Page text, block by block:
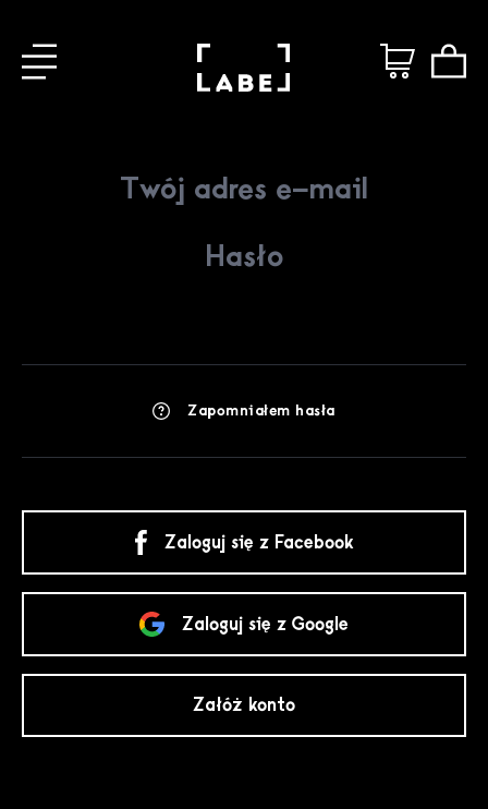
Zapomniałem hasła
Zaloguj się z Facebook
Zaloguj się z Google
Załóż konto